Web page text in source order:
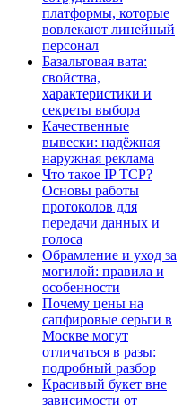
платформы, которые
вовлекают линейный
персонал
Базальтовая вата:
свойства,
характеристики и
секреты выбора
Качественные
вывески: надёжная
наружная реклама
Что такое IP TCP?
Основы работы
протоколов для
передачи данных и
голоса
Обрамление и уход за
могилой: правила и
особенности
Почему цены на
сапфировые серьги в
Москве могут
отличаться в разы:
подробный разбор
Красивый букет вне
зависимости от